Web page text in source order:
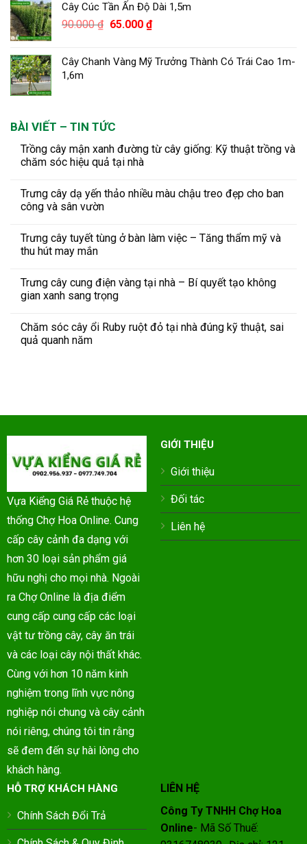
Cây Cúc Tần Ấn Độ Dài 1,5m
90.000₫ Giá
90.000 ₫.
65.000 ₫Giá
là:
Cây Chanh Vàng Mỹ Trưởng Thành Có Trái Cao 1m-
1,6m
BÀI VIẾT – TIN TỨC
Trồng cây mận xanh đường từ cây giống: Kỹ thuật trồng và
chăm sóc hiệu quả tại nhà
Trưng cây dạ yến thảo nhiều màu chậu treo đẹp cho ban
công và sân vườn
Trưng cây tuyết tùng ở bàn làm việc – Tăng thẩm mỹ và
thu hút may mắn
Trưng cây cung điện vàng tại nhà – Bí quyết tạo không
gian xanh sang trọng
Chăm sóc cây ổi Ruby ruột đỏ tại nhà đúng kỹ thuật, sai
quả quanh năm
Vựa Kiểng Giá Rẻ thuộc hệ
thống Chợ Hoa Online. Cung
cấp cây cảnh đa dạng với
hơn 30 loại sản phẩm giá
hữu nghị cho mọi nhà. Ngoài
ra Chợ Online là địa điểm
cung cấp cung cấp các loại
vật tư trồng cây, cây ăn trái
và các loại cây nội thất khác.
Cùng với hơn 10 năm kinh
nghiệm trong lĩnh vực nông
nghiệp nói chung và cây cảnh
nói riêng, chúng tôi tin rằng
sẽ đem đến sự hài lòng cho
khách hàng.
GIỚI THIỆU
Giới thiệu
Đối tác
Liên hệ
HỖ TRỢ KHÁCH HÀNG
Chính Sách Đổi Trả
LIÊN HỆ
Công Ty TNHH Chợ Hoa
Online- Mã Số Thuế: